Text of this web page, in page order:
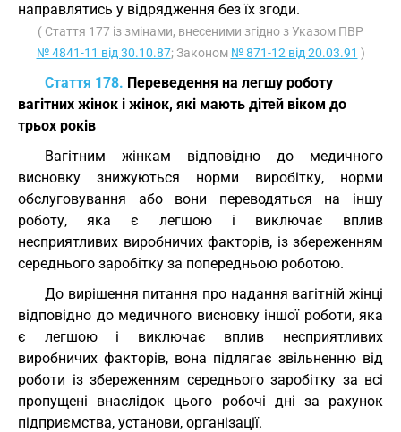
направлятись у відрядження без їх згоди.
( Стаття 177 із змінами, внесеними згідно з Указом ПВР
№ 4841-11 від 30.10.87; Законом № 871-12 від 20.03.91 )
Стаття 178. Переведення на легшу роботу
вагітних жінок і жінок, які мають дітей віком до
трьох років
Вагітним жінкам відповідно до медичного
висновку знижуються норми виробітку, норми
обслуговування або вони переводяться на іншу
роботу, яка є легшою і виключає вплив
несприятливих виробничих факторів, із збереженням
середнього заробітку за попередньою роботою.
До вирішення питання про надання вагітній жінці
відповідно до медичного висновку іншої роботи, яка
є легшою і виключає вплив несприятливих
виробничих факторів, вона підлягає звільненню від
роботи із збереженням середнього заробітку за всі
пропущені внаслідок цього робочі дні за рахунок
підприємства, установи, організації.